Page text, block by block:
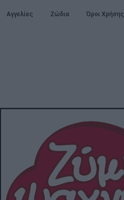
Αγγελίες Ζώδια Όροι Χρήσης